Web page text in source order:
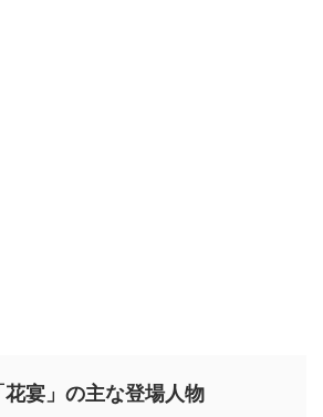
花宴」の主な登場人物